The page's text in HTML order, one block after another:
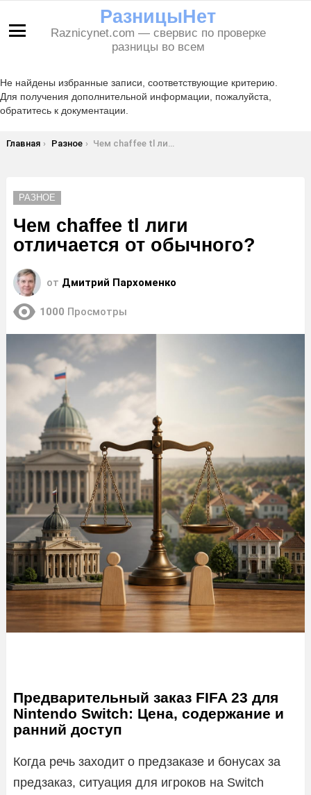
РазницыНет
Raznicynet.com — свервис по проверке
разницы во всем
Не найдены избранные записи, соответствующие критерию.
Для получения дополнительной информации, пожалуйста,
обратитесь к документации.
Вы здесь:
Главная Разное Чем chaffee tl лиги отличается от обычного?
РАЗНОЕ
Чем chaffee tl лиги
отличается от обычного?
от Дмитрий Пархоменко
1000 Просмотры
Предварительный заказ FIFA 23 для
Nintendo Switch: Цена, содержание и
ранний доступ
Когда речь заходит о предзаказе и бонусах за
предзаказ, ситуация для игроков на Switch